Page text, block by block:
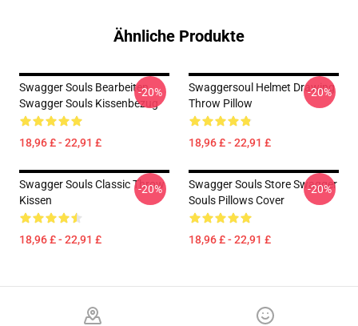
Ähnliche Produkte
Swagger Souls Bearbeiten
Swagger Souls Kissenbezug
18,96 £ - 22,91 £
-20%
Swaggersoul Helmet Drawing
Throw Pillow
18,96 £ - 22,91 £
-20%
Swagger Souls Classic Throw
Kissen
18,96 £ - 22,91 £
-20%
Swagger Souls Store Swagger
Souls Pillows Cover
18,96 £ - 22,91 £
-20%